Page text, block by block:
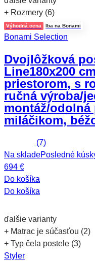
+ Rozmery (6)
Výhodná cena Iba na Bonami
Bonami Selection
Dvojlôžková
Line180x200
priestorom, s
ručná výroba/
montáž/
miláčikom,
(7)
Na skladePosledné
694 €
Do košíka
Do košíka
ďalšie varianty
+ Matrac je súčasťou (2)
+ Typ čela postele (3)
Styler